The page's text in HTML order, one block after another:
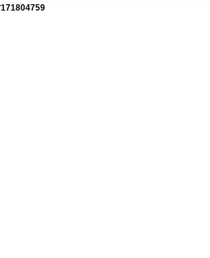
171804759